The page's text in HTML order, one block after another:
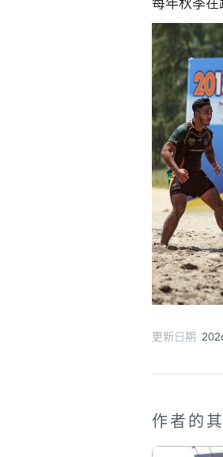
更新日期
作者的